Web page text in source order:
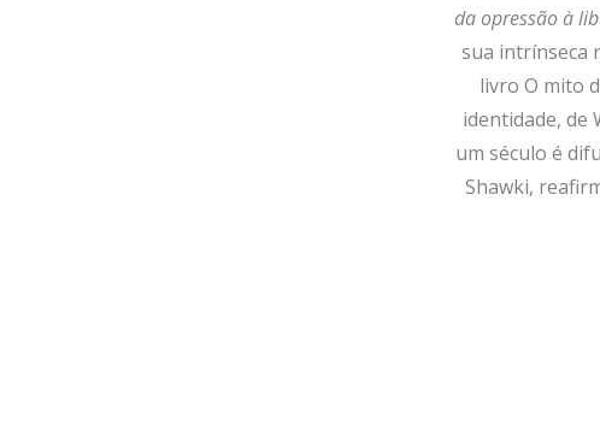
da opressão à
sua intrínseca
livro O mito
identidade, de
um século é
Shawki,